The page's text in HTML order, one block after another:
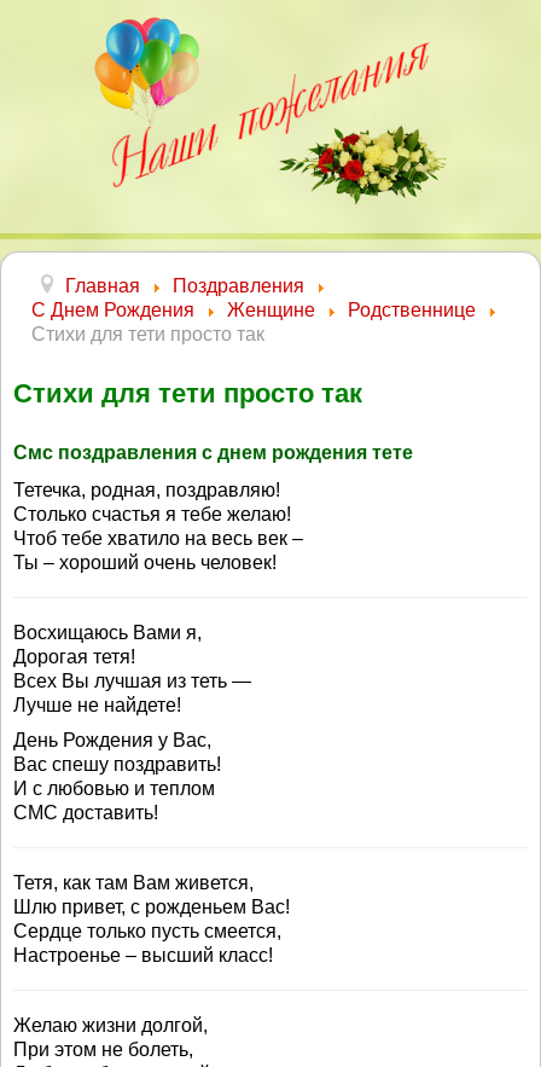
Главная
Поздравления
С Днем Рождения
Женщине
Родственнице
Стихи для тети просто так
Стихи для тети просто так
Смс поздравления с днем рождения тете
Тетечка, родная, поздравляю!
Столько счастья я тебе желаю!
Чтоб тебе хватило на весь век –
Ты – хороший очень человек!
Восхищаюсь Вами я,
Дорогая тетя!
Всех Вы лучшая из теть —
Лучше не найдете!
День Рождения у Вас,
Вас спешу поздравить!
И с любовью и теплом
СМС доставить!
Тетя, как там Вам живется,
Шлю привет, с рожденьем Вас!
Сердце только пусть смеется,
Настроенье – высший класс!
Желаю жизни долгой,
При этом не болеть,